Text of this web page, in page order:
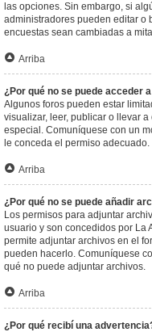
las opciones. Sin embargo, si
administradores pueden editar o
encuestas sean cambiadas a
Arriba
¿Por qué no se puede acceder
Algunos foros pueden estar
visualizar, leer, publicar o llevar
especial. Comuníquese con un
le conceda el permiso adecuado.
Arriba
¿Por qué no se puede añadir
Los permisos para adjuntar
usuario y son concedidos por La
permite adjuntar archivos en el
pueden hacerlo. Comuníquese
qué no puede adjuntar archivos.
Arriba
¿Por qué recibí una